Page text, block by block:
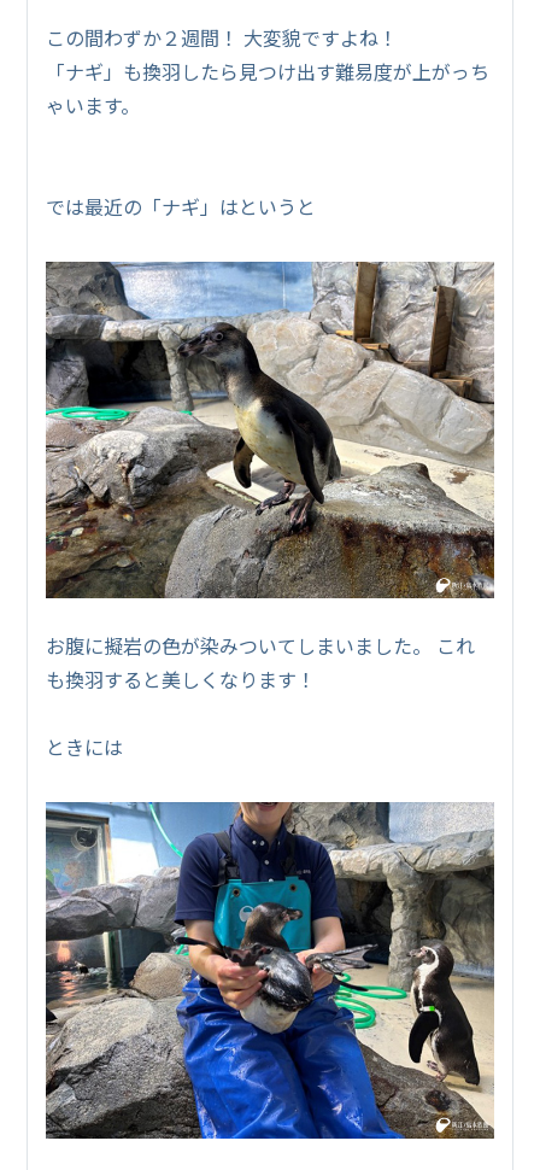
この間わずか２週間！ 大変貌ですよね！
「ナギ」も換羽したら見つけ出す難易度が上がっち
ゃいます。
では最近の「ナギ」はというと
お腹に擬岩の色が染みついてしまいました。 これ
も換羽すると美しくなります！
ときには